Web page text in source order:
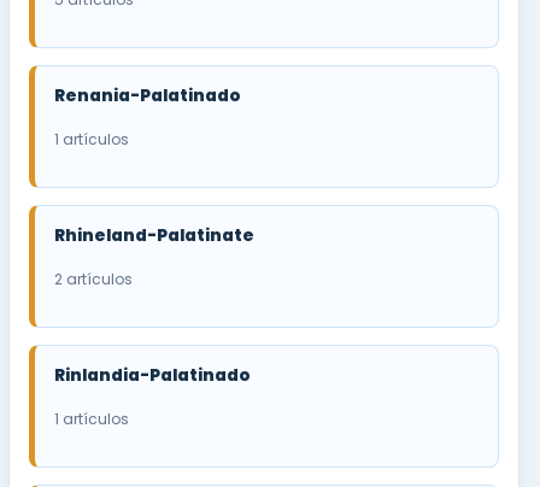
Renania-Palatinado
1 artículos
Rhineland-Palatinate
2 artículos
Rinlandia-Palatinado
1 artículos